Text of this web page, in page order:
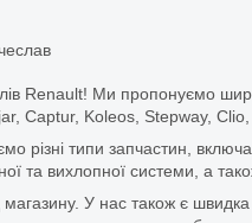
Renault! Ми пропонуємо
Captur, Koleos, Stepway,
типи запчастин,
вихлопної системи, а
магазину. У нас також є